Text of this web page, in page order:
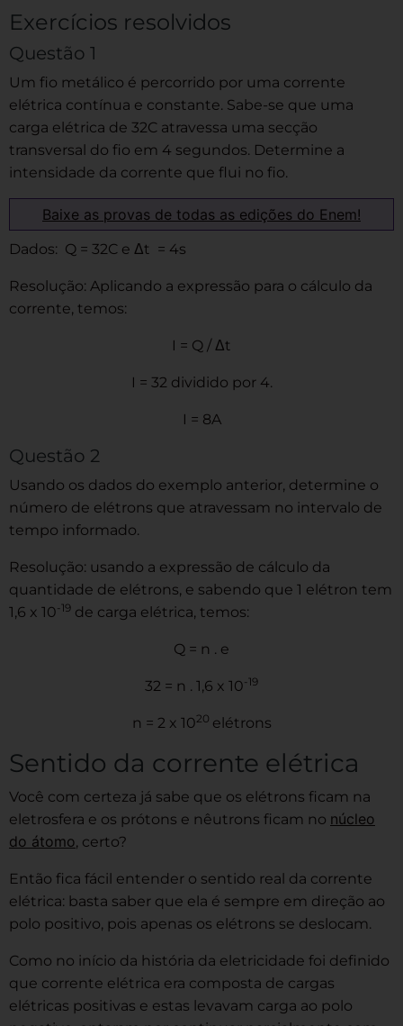
Exercícios resolvidos
Questão 1
Um fio metálico é percorrido por uma corrente
elétrica contínua e constante. Sabe-se que uma
carga elétrica de 32C atravessa uma secção
transversal do fio em 4 segundos. Determine a
intensidade da corrente que flui no fio.
Baixe as provas de todas as edições do Enem!
Dados: Q = 32C e Δt = 4s
Resolução: Aplicando a expressão para o cálculo da
corrente, temos:
I = Q / Δt
I = 32 dividido por 4.
I = 8A
Questão 2
Usando os dados do exemplo anterior, determine o
número de elétrons que atravessam no intervalo de
tempo informado.
Resolução: usando a expressão de cálculo da
quantidade de elétrons, e sabendo que 1 elétron tem
1,6 x 10-19 de carga elétrica, temos:
Q = n . e
32 = n . 1,6 x 10-19
n = 2 x 1020 elétrons
Sentido da corrente elétrica
Você com certeza já sabe que os elétrons ficam na
eletrosfera e os prótons e nêutrons ficam no núcleo
do átomo, certo?
Então fica fácil entender o sentido real da corrente
elétrica: basta saber que ela é sempre em direção ao
polo positivo, pois apenas os elétrons se deslocam.
Como no início da história da eletricidade foi definido
que corrente elétrica era composta de cargas
elétricas positivas e estas levavam carga ao polo